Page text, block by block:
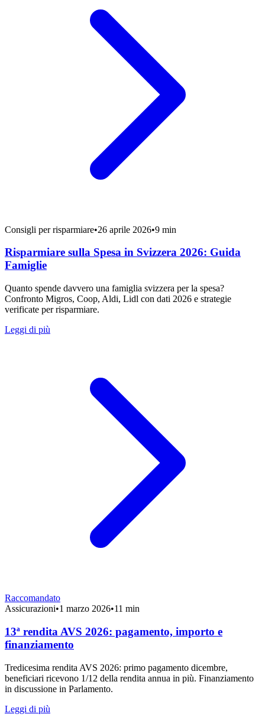
Consigli per risparmiare•26 aprile 2026•9 min
Risparmiare sulla Spesa in Svizzera 2026: Guida
Famiglie
Quanto spende davvero una famiglia svizzera per la spesa?
Confronto Migros, Coop, Aldi, Lidl con dati 2026 e strategie
verificate per risparmiare.
Leggi di più
Raccomandato
Assicurazioni•1 marzo 2026•11 min
13ª rendita AVS 2026: pagamento, importo e
finanziamento
Tredicesima rendita AVS 2026: primo pagamento dicembre,
beneficiari ricevono 1/12 della rendita annua in più. Finanziamento
in discussione in Parlamento.
Leggi di più